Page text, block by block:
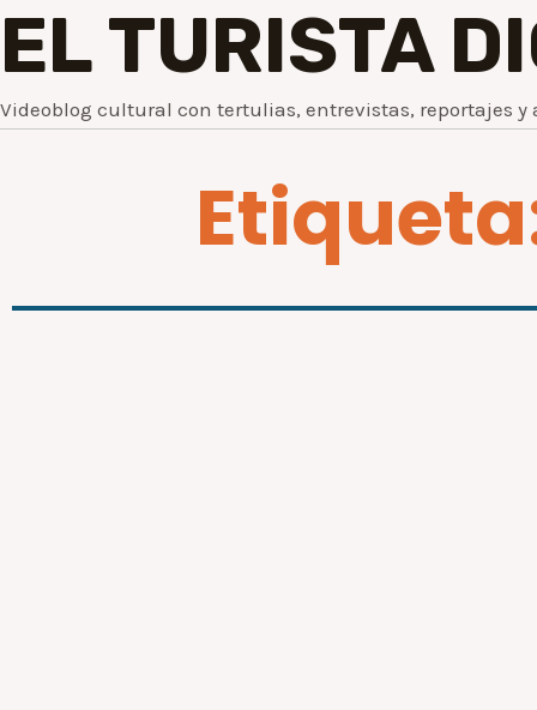
EL TURISTA
Videoblog cultural con tertulias, entrevistas, reportajes y